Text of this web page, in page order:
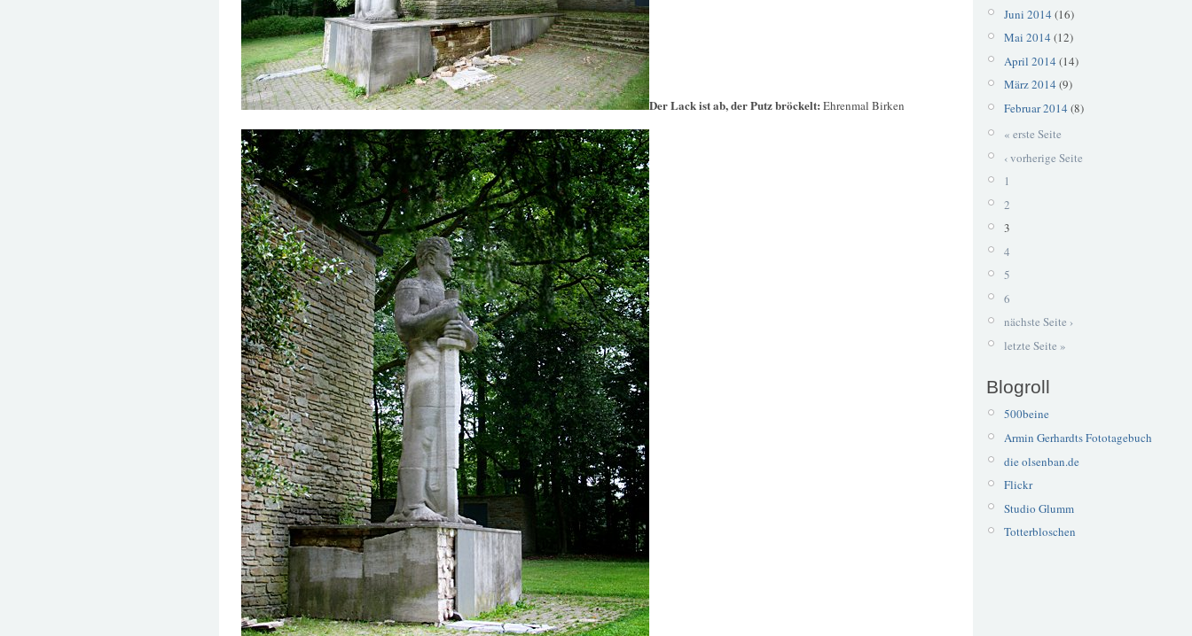
Der Lack ist ab, der Putz bröckelt: Ehrenmal Birken
Juni 2014 (16)
Mai 2014 (12)
April 2014 (14)
März 2014 (9)
Februar 2014 (8)
« erste Seite
‹ vorherige Seite
1
2
3
4
5
6
nächste Seite ›
letzte Seite »
Blogroll
500beine
Armin Gerhardts Fototagebuch
die olsenban.de
Flickr
Studio Glumm
Totterbloschen